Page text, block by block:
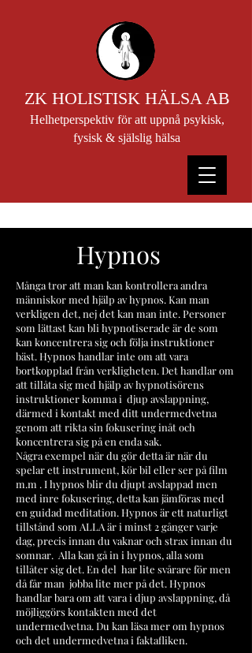
ZK HOLISTISK HÄLSA AB
Helhetperspektiv för att uppnå psykisk,
fysisk & själslig hälsa
Hypnos
Många tror att man kan kontrollera andra
människor med hjälp av hypnos. Kan man
verkligen det, nej det kan man inte. Personer
som lättast kan bli hypnotiserade är de som
kan koncentrera sig och följa instruktioner
bäst. Hypnos handlar inte om att vara
bortkopplad från verkligheten. Det handlar om
att tillåta sig med hjälp av hypnotisörens
instruktioner komma i djup avslappning,
därmed i kontakt med ditt undermedvetna
genom attrikta sin fokusering inåt och
koncentrera sig på en enda sak.
Några exempel när du gör detta är när du
spelar ett instrument, kör bil eller ser på film
m.m . I hypnos blir du djupt avslappad men
med inre fokusering, detta kan jämföras med
en guidad meditation. Hypnos är ett naturligt
tillstånd som ALLA är i minst 2 gånger varje
dag, precis innan du vaknar och strax innan du
somnar. Alla kan gå in i hypnos, alla som
tillåter sig det. En del har lite svårare för men
då får man jobba lite mer på det. Hypnos
handlar bara om att vara i djup avslappning, då
möjliggörs kontakten med det
undermedvetna. Du kan läsa mer om hypnos
och det undermedvetna i faktafliken.